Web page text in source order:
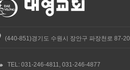
(440-851)경기도 수원시 장안구 파장천로 87-20
TEL: 031-246-4811, 031-246-4877